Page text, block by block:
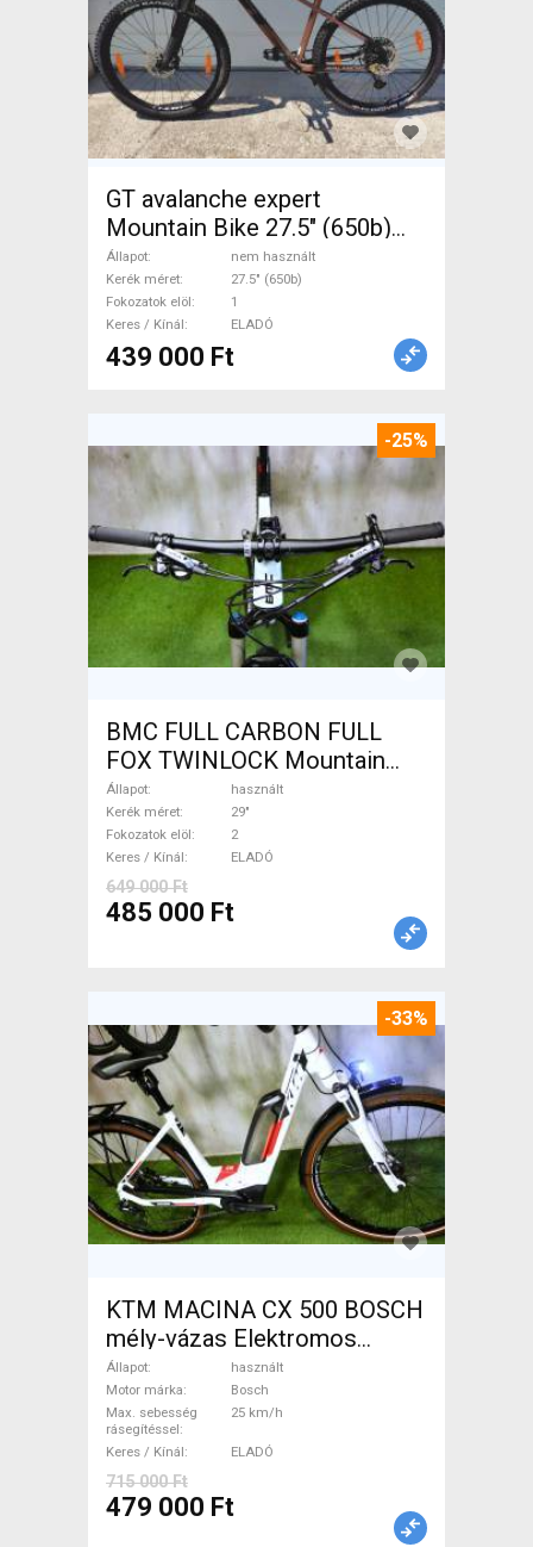
GT avalanche expert
Mountain Bike 27.5" (650b)
elöl teleszkópos nem
használt ELADÓ
Állapot
nem használt
Kerék méret
27.5" (650b)
Fokozatok elöl
1
Keres / Kínál
ELADÓ
439 000 Ft
-25%
BMC FULL CARBON FULL
FOX TWINLOCK Mountain
Bike 29" össztelós / fully
használt ELADÓ
Állapot
használt
Kerék méret
29"
Fokozatok elöl
2
Keres / Kínál
ELADÓ
649 000 Ft
485 000 Ft
-33%
KTM MACINA CX 500 BOSCH
mély-vázas Elektromos
Trekking/cross 25 km/h
Bosch használt ELADÓ
Állapot
használt
Motor márka
Bosch
Max. sebesség
rásegítéssel
25 km/h
Keres / Kínál ELADÓ
715 000 Ft
479 000 Ft